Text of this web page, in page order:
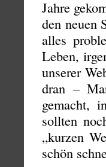
Jahre
den neuen
alles
Leben,
unserer
dran –
gemacht,
sollten
„kurzen
schön